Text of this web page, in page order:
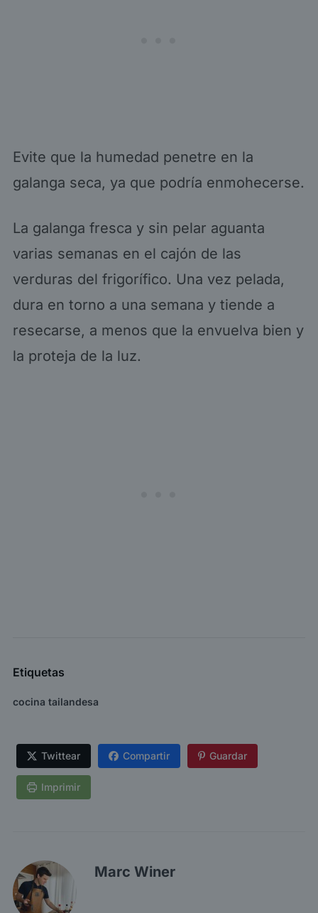
Evite que la humedad penetre en la
galanga seca, ya que podría enmohecerse.
La galanga fresca y sin pelar aguanta
varias semanas en el cajón de las
verduras del frigorífico. Una vez pelada,
dura en torno a una semana y tiende a
resecarse, a menos que la envuelva bien y
la proteja de la luz.
Etiquetas
cocina tailandesa
Twittear Compartir Guardar
Imprimir
Marc Winer